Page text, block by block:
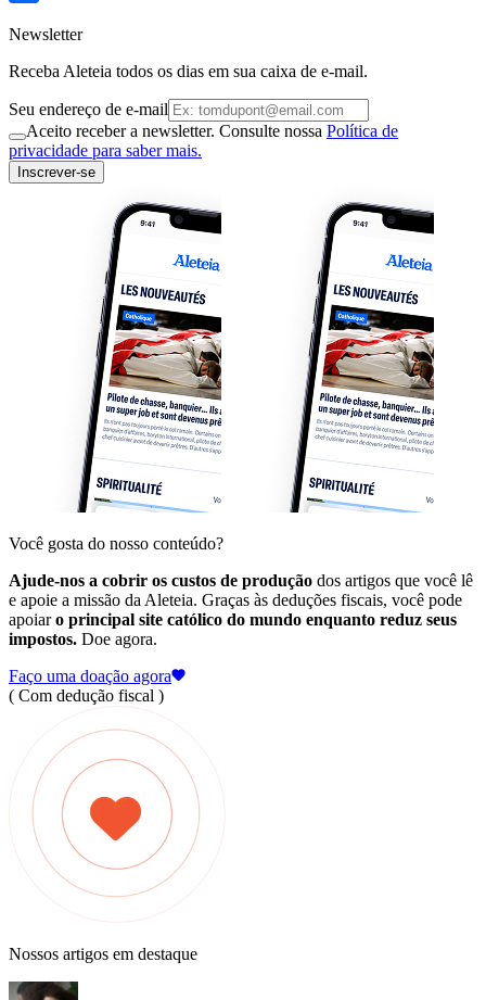
Newsletter
Receba Aleteia todos os dias em sua caixa de e-mail.
Seu endereço de e-mail
Aceito receber a newsletter. Consulte nossa Política de
privacidade para saber mais.
Inscrever-se
Você gosta do nosso conteúdo?
Ajude-nos a cobrir os custos de produção dos artigos que você lê
e apoie a missão da Aleteia. Graças às deduções fiscais, você pode
apoiaro principal site católico do mundo enquanto reduz seus
impostos. Doe agora.
Faço uma doação agora
( Com dedução fiscal )
Nossos artigos em destaque